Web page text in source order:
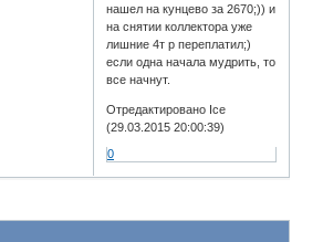
нашел на кунцево за 2670;)) и
на снятии коллектора уже
лишние 4т р переплатил;)
если одна начала мудрить, то
все начнут.
Отредактировано Ice
(29.03.2015 20:00:39)
0